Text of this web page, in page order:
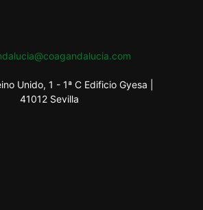
Unido, 1 - 1ª C Edificio Gyesa |
41012 Sevilla